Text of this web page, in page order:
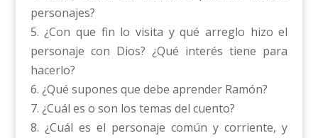
personajes?
5. ¿Con que fin lo visita y qué arreglo hizo el
personaje con Dios? ¿Qué interés tiene para
hacerlo?
6. ¿Qué supones que debe aprender Ramón?
7. ¿Cuál es o son los temas del cuento?
8. ¿Cuál es el personaje común y corriente, y